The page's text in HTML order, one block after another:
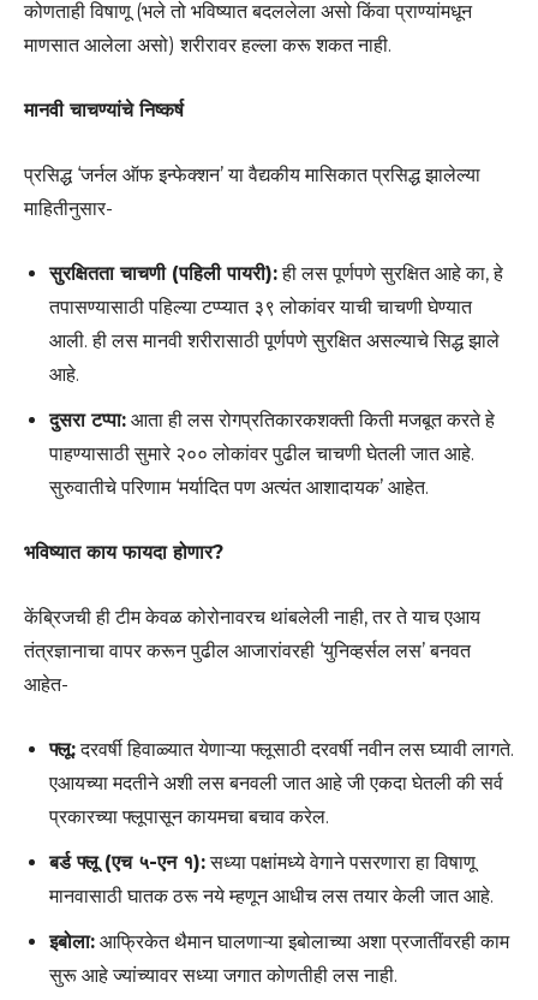
कोणताही विषाणू (भले तो भविष्यात बदललेला असो किंवा प्राण्यांमधून
माणसात आलेला असो) शरीरावर हल्ला करू शकत नाही.
मानवी चाचण्यांचे निष्कर्ष
प्रसिद्ध ‘जर्नल ऑफ इन्फेक्शन’ या वैद्यकीय मासिकात प्रसिद्ध झालेल्या
माहितीनुसार-
सुरक्षितता चाचणी (पहिली पायरी):ही लस पूर्णपणे सुरक्षित आहे का, हे
तपासण्यासाठी पहिल्या टप्प्यात ३९ लोकांवर याची चाचणी घेण्यात
आली. ही लस मानवी शरीरासाठी पूर्णपणे सुरक्षित असल्याचे सिद्ध झाले
आहे.
दुसरा टप्पा: आता ही लस रोगप्रतिकारकशक्ती किती मजबूत करते हे
पाहण्यासाठी सुमारे २०० लोकांवर पुढील चाचणी घेतली जात आहे.
सुरुवातीचे परिणाम ‘मर्यादित पण अत्यंत आशादायक’ आहेत.
भविष्यात काय फायदा होणार?
केंब्रिजची ही टीम केवळ कोरोनावरच थांबलेली नाही, तर ते याच एआय
तंत्रज्ञानाचा वापर करून पुढील आजारांवरही ‘युनिव्हर्सल लस’ बनवत
आहेत-
फ्लू:दरवर्षी हिवाळ्यात येणाऱ्या फ्लूसाठी दरवर्षी नवीन लस घ्यावी लागते.
एआयच्या मदतीने अशी लस बनवली जात आहे जी एकदा घेतली की सर्व
प्रकारच्या फ्लूपासून कायमचा बचाव करेल.
बर्ड फ्लू (एच ५-एन १):सध्या पक्षांमध्ये वेगाने पसरणारा हा विषाणू
मानवासाठी घातक ठरू नये म्हणून आधीच लस तयार केली जात आहे.
इबोला: आफ्रिकेत थैमान घालणाऱ्या इबोलाच्या अशा प्रजातींवरही काम
सुरू आहे ज्यांच्यावर सध्या जगात कोणतीही लस नाही.